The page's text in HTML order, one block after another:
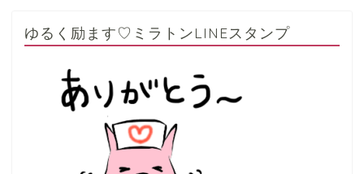
ゆるく励ます♡ミラトンLINEスタンプ